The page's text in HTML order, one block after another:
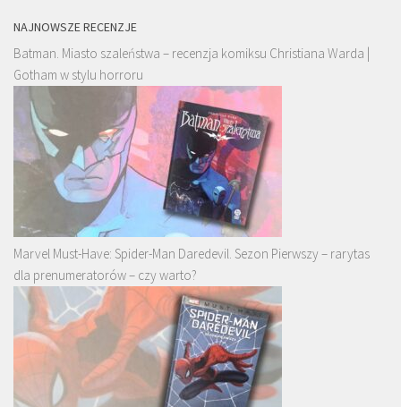
NAJNOWSZE RECENZJE
Batman. Miasto szaleństwa – recenzja komiksu Christiana Warda |
Gotham w stylu horroru
Marvel Must-Have: Spider-Man Daredevil. Sezon Pierwszy – rarytas
dla prenumeratorów – czy warto?